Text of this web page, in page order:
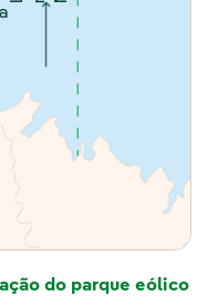
do parque eólico